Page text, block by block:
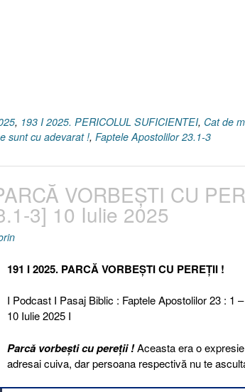
, 193 I 2025. PERICOLUL SUFICIENTEI, Cat de
sunt cu adevarat !, Faptele Apostolilor 23.1-3
VORBEȘTI CU
3] 10 Iulie 2025
191 I 2025. PARCĂ VORBEȘTI CU PEREȚII !
I Podcast I Pasaj Biblic : Faptele Apostolilor 23 : 1
10 Iulie 2025 I
Parcă vorbești cu pereții !Aceasta era o
adresai cuiva, dar persoana respectivă nu te